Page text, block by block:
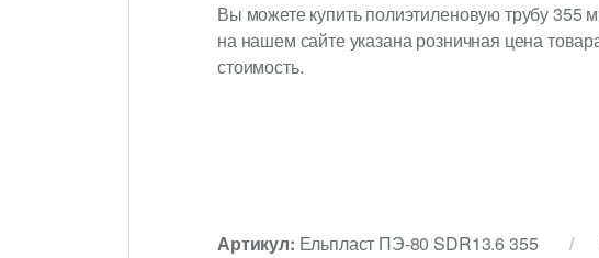
Вы можете купить полиэтиленовую трубу
на нашем сайте указана розничная цена
стоимость.
Артикул: Ельпласт ПЭ-80 SDR13.6 355